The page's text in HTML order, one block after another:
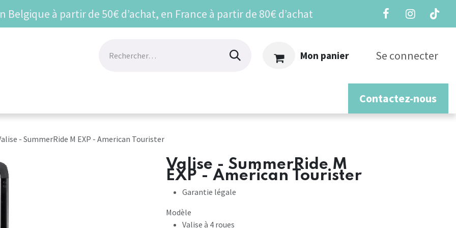
Belgique à partir de 50€ d’achat, en France à partir de 80€ d’achat
Mon panier Se connecter
Contactez-nous
- SummerRide M EXP - American Tourister
Valise - SummerRide M
EXP - American Tourister
Garantie légale
Modèle
Valise à 4 roues